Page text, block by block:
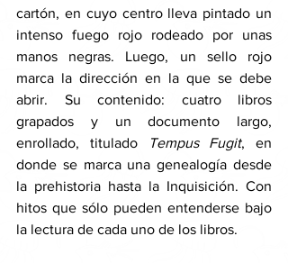
cartón, en cuyo centro lleva pintado un
intenso fuego rojo rodeado por unas
manos negras. Luego, un sello rojo
marca la dirección en la que se debe
abrir. Su contenido: cuatro libros
grapados y un documento largo,
enrollado, titulado
Tempus Fugit, en
donde se marca una genealogía desde
la prehistoria hasta la Inquisición. Con
hitos que sólo pueden entenderse bajo
la lectura de cada uno de los libros.